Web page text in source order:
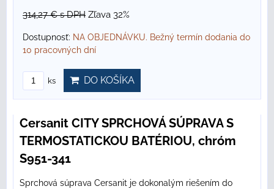
314,27 €s DPH Zľava 32%
Dostupnosť: NA OBJEDNÁVKU. Bežný termín dodania do
10 pracovných dní
ks DO KOŠÍKA
Cersanit CITY SPRCHOVÁ SÚPRAVA S
TERMOSTATICKOU BATÉRIOU, chróm
S951-341
Sprchová súprava Cersanit je dokonalým riešením do